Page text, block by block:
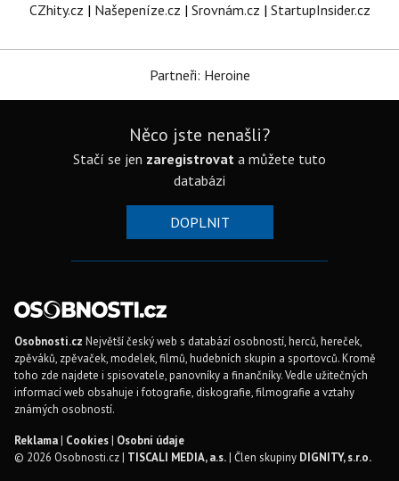
CZhity.cz | Našepeníze.cz | Srovnám.cz | StartupInsider.cz
Partneři: Heroine
Něco jste nenašli?
Stačí se jen zaregistrovat a můžete tuto
databázi
DOPLNIT
Osobnosti.cz Největší český web s databází osobností, herců, hereček,
zpěváků, zpěvaček, modelek, filmů, hudebních skupin a sportovců. Kromě
toho zde najdete i spisovatele, panovníky a finančníky. Vedle užitečných
informací web obsahuje i fotografie, diskografie, filmografie a vztahy
známých osobností.
Reklama| Cookies| Osobní údaje
© 2026 Osobnosti.cz | TISCALI MEDIA, a.s.| Člen skupiny DIGNITY, s.r.o.